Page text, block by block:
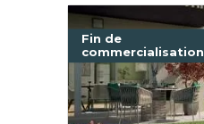
Fin de
commercialisation